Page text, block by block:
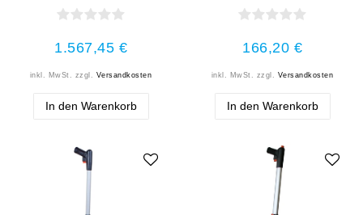
1.567,45 €
inkl. MwSt. zzgl. Versandkosten
In den Warenkorb
166,20 €
inkl. MwSt. zzgl. Versandkosten
In den Warenkorb